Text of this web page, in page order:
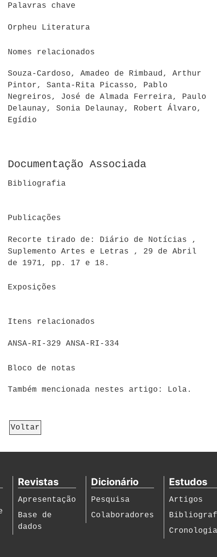
Palavras chave
Orpheu Literatura
Nomes relacionados
Souza-Cardoso, Amadeo de Rimbaud, Arthur
Pintor, Santa-Rita Picasso, Pablo
Negreiros, José de Almada Ferreira, Paulo
Delaunay, Sonia Delaunay, Robert Álvaro,
Egídio
Documentação Associada
Bibliografia
Publicações
Recorte tirado de: Diário de Notícias ,
Suplemento Artes e Letras , 29 de Abril
de 1971, pp. 17 e 18.
Exposições
Itens relacionados
ANSA-RI-329 ANSA-RI-334
Bloco de notas
Também mencionada nestes artigo: Lola.
Voltar
Revistas
Apresentação
Base de
dados
Dicionário
Pesquisa
Colaboradores
Estudos
Artigos